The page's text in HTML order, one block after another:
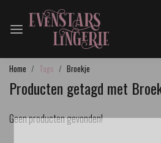
Home Tags Broekje
Producten getagd met
Geen producten gevonden!